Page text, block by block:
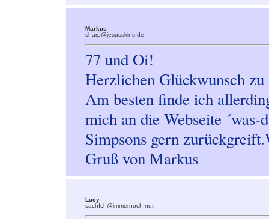
Markus
sharp@jesusskins.de
77 und Oi!
Herzlichen Glückwunsch
Am besten finde ich
mich an die Webseite
Simpsons gern
Gruß von Markus
Lucy
sachIch@immernoch.net